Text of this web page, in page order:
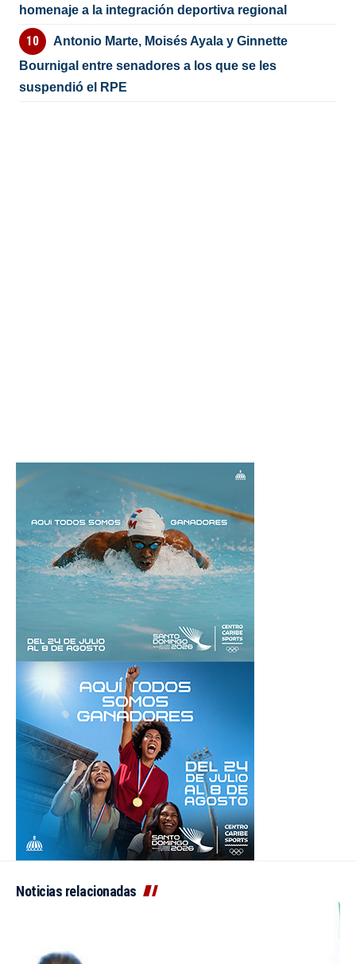
homenaje a la integración deportiva regional
Antonio Marte, Moisés Ayala y Ginnette
Bournigal entre senadores a los que se les
suspendió el RPE
Noticias relacionadas